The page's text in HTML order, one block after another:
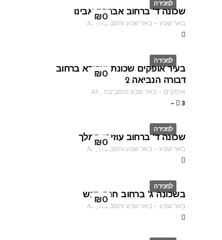
למכירה
ID
₪0
שכונה ד' ברחוב אברהם אבינו
באר שבע–באר שבע והסביבה ,
AF
למכירה
ID
₪0
בעיר אופקים שכונת שפירא ברחוב
דבורה הנביאה 2
אופקים –באר שבע והסביבה ,
AF
3
–
למכירה
ID
₪0
שכונה ד' ברחוב עוזיהו המלך
באר שבע–באר שבע והסביבה ,
AF
למכירה
ID
₪0
בשכונה ג' ברחוב חנה סנש
באר שבע–באר שבע והסביבה ,
AF